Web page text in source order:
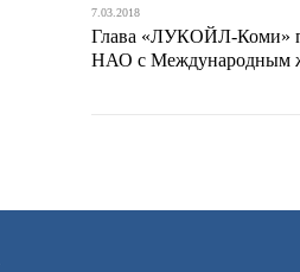
7.03.2018
Глава «ЛУКОЙЛ-Коми»
НАО с Международным